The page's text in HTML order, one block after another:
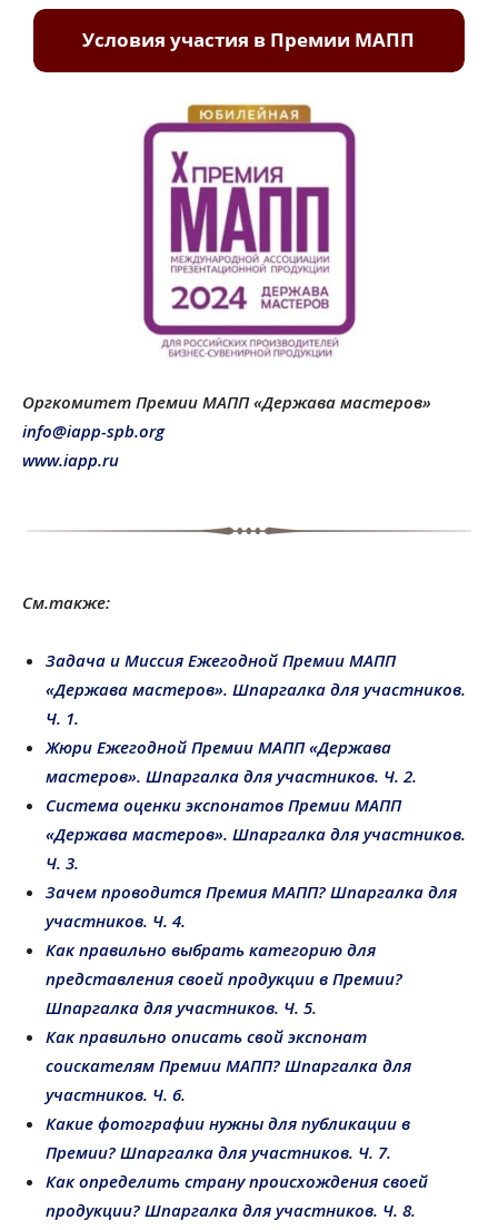
Оргкомитет Премии МАПП «Держава мастеров»
info@iapp-spb.org
www.iapp.ru
См.также:
Задача и Миссия Ежегодной Премии МАПП
«Держава мастеров». Шпаргалка для участников.
Ч. 1.
Жюри Ежегодной Премии МАПП «Держава
мастеров». Шпаргалка для участников. Ч. 2.
Система оценки экспонатов Премии МАПП
«Держава мастеров». Шпаргалка для участников.
Ч. 3.
Зачем проводится Премия МАПП? Шпаргалка для
участников. Ч. 4.
Как правильно выбрать категорию для
представления своей продукции в Премии?
Шпаргалка для участников. Ч. 5.
Как правильно описать свой экспонат
соискателям Премии МАПП? Шпаргалка для
участников. Ч. 6.
Какие фотографии нужны для публикации в
Премии? Шпаргалка для участников. Ч. 7.
Как определить страну происхождения своей
продукции? Шпаргалка для участников. Ч. 8.